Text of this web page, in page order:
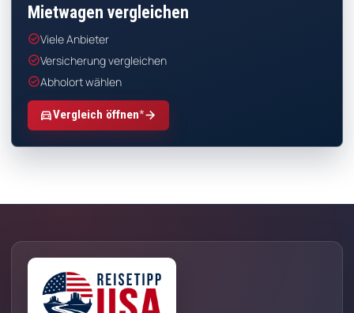
Mietwagen vergleichen
check_circleViele Anbieter
check_circleVersicherung vergleichen
check_circleAbholort wählen
directions_carVergleich öffnen*arrow_forward